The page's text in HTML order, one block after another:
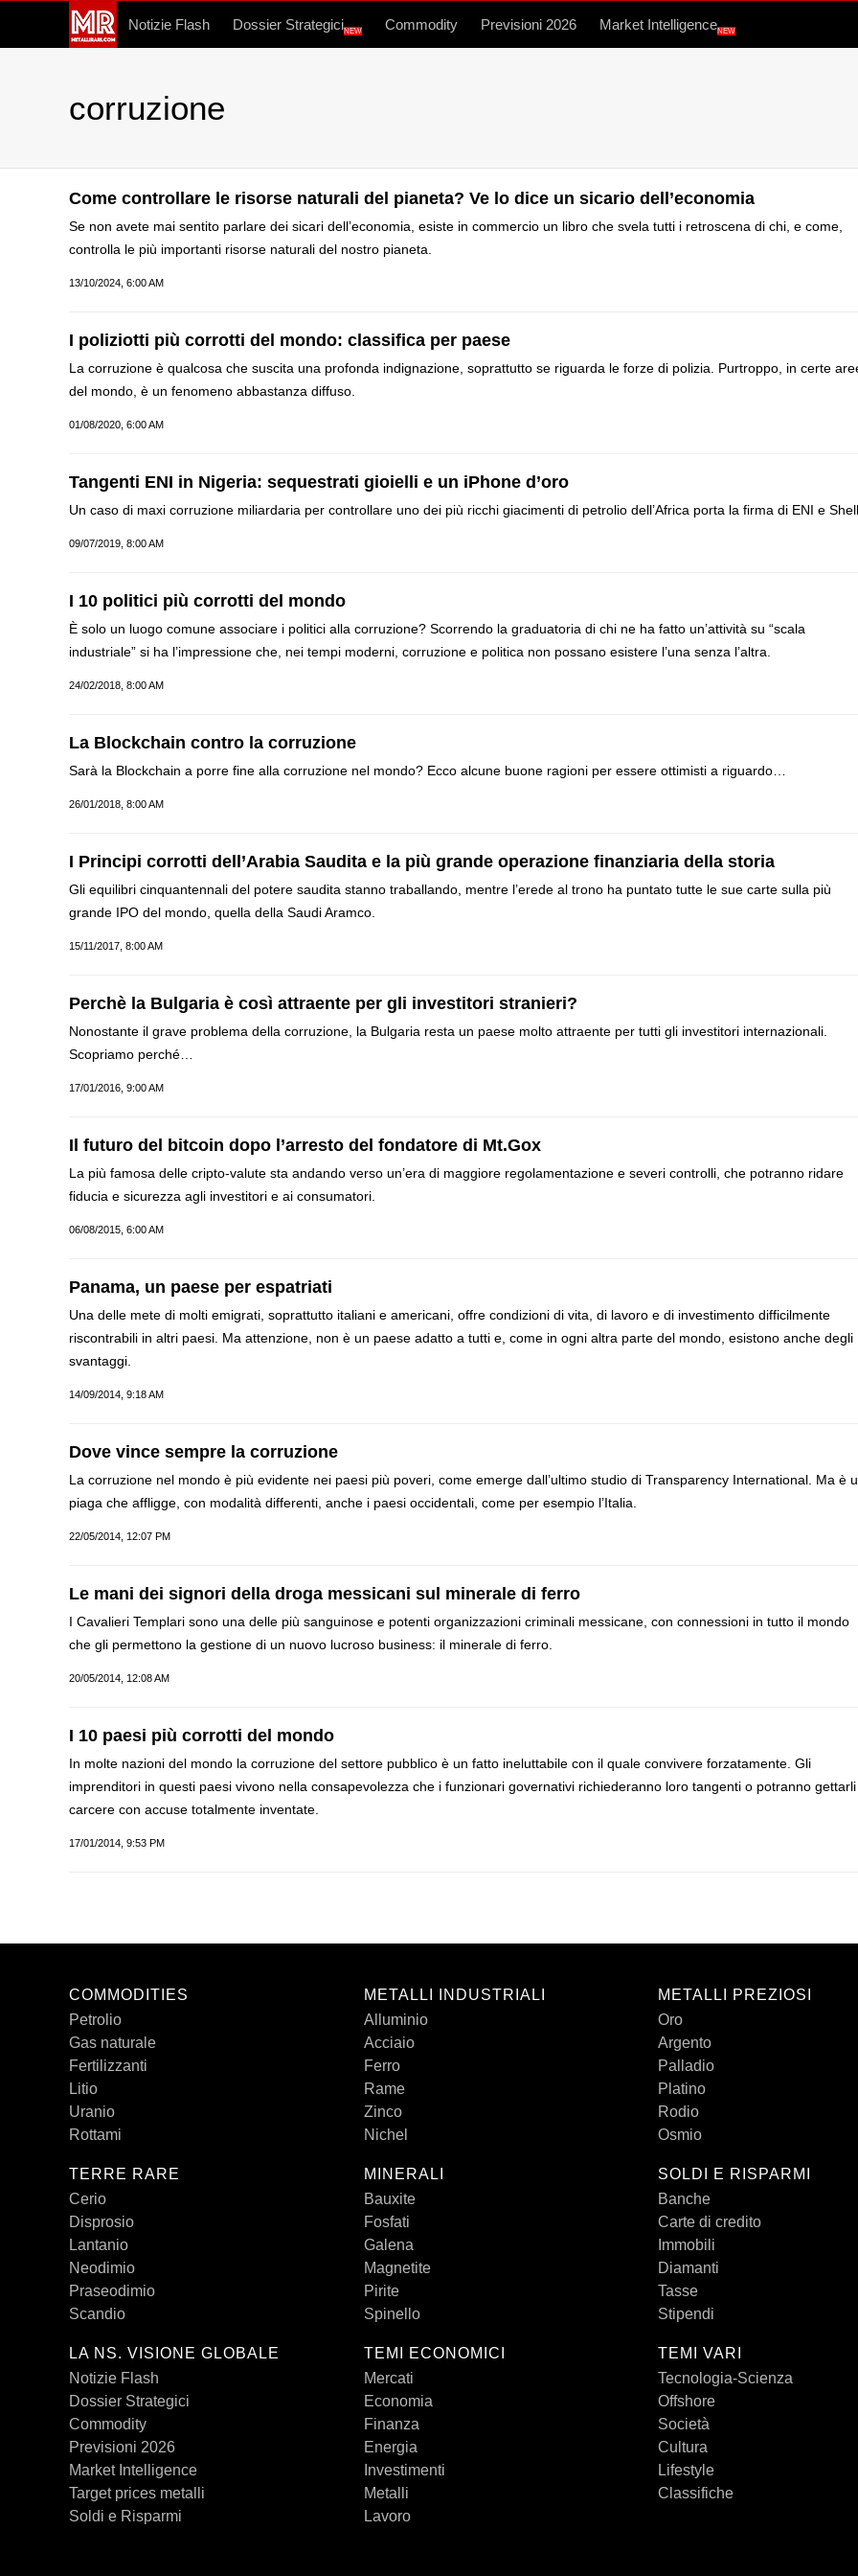
Notizie Flash Dossier StrategiciNEW Commodity Previsioni 2026 Market IntelligenceNEW
corruzione
Come controllare le risorse naturali del pianeta? Ve lo dice un sicario dell’economia
Se non avete mai sentito parlare dei sicari dell’economia, esiste in commercio un libro che svela tutti i retroscena di chi, e come,
controlla le più importanti risorse naturali del nostro pianeta.
13/10/2024, 6:00 AM
I poliziotti più corrotti del mondo: classifica per paese
La corruzione è qualcosa che suscita una profonda indignazione, soprattutto se riguarda le forze di polizia. Purtroppo, in certe
del mondo, è un fenomeno abbastanza diffuso.
01/08/2020, 6:00 AM
Tangenti ENI in Nigeria: sequestrati gioielli e un iPhone d’oro
Un caso di maxi corruzione miliardaria per controllare uno dei più ricchi giacimenti di petrolio dell’Africa porta la firma di ENI e
09/07/2019, 8:00 AM
I 10 politici più corrotti del mondo
È solo un luogo comune associare i politici alla corruzione? Scorrendo la graduatoria di chi ne ha fatto un’attività su “scala
industriale” si ha l’impressione che, nei tempi moderni, corruzione e politica non possano esistere l’una senza l’altra.
24/02/2018, 8:00 AM
La Blockchain contro la corruzione
Sarà la Blockchain a porre fine alla corruzione nel mondo? Ecco alcune buone ragioni per essere ottimisti a riguardo…
26/01/2018, 8:00 AM
I Principi corrotti dell’Arabia Saudita e la più grande operazione finanziaria della storia
Gli equilibri cinquantennali del potere saudita stanno traballando, mentre l’erede al trono ha puntato tutte le sue carte sulla più
grande IPO del mondo, quella della Saudi Aramco.
15/11/2017, 8:00 AM
Perchè la Bulgaria è così attraente per gli investitori stranieri?
Nonostante il grave problema della corruzione, la Bulgaria resta un paese molto attraente per tutti gli investitori internazionali.
Scopriamo perché…
17/01/2016, 9:00 AM
Il futuro del bitcoin dopo l’arresto del fondatore di Mt.Gox
La più famosa delle cripto-valute sta andando verso un’era di maggiore regolamentazione e severi controlli, che potranno ridare
fiducia e sicurezza agli investitori e ai consumatori.
06/08/2015, 6:00 AM
Panama, un paese per espatriati
Una delle mete di molti emigrati, soprattutto italiani e americani, offre condizioni di vita, di lavoro e di investimento difficilmente
riscontrabili in altri paesi. Ma attenzione, non è un paese adatto a tutti e, come in ogni altra parte del mondo, esistono anche degli
svantaggi.
14/09/2014, 9:18 AM
Dove vince sempre la corruzione
La corruzione nel mondo è più evidente nei paesi più poveri, come emerge dall’ultimo studio di Transparency International. Ma è
piaga che affligge, con modalità differenti, anche i paesi occidentali, come per esempio l’Italia.
22/05/2014, 12:07 PM
Le mani dei signori della droga messicani sul minerale di ferro
I Cavalieri Templari sono una delle più sanguinose e potenti organizzazioni criminali messicane, con connessioni in tutto il mondo
che gli permettono la gestione di un nuovo lucroso business: il minerale di ferro.
20/05/2014, 12:08 AM
I 10 paesi più corrotti del mondo
In molte nazioni del mondo la corruzione del settore pubblico è un fatto ineluttabile con il quale convivere forzatamente. Gli
imprenditori in questi paesi vivono nella consapevolezza che i funzionari governativi richiederanno loro tangenti o potranno
carcere con accuse totalmente inventate.
17/01/2014, 9:53 PM
COMMODITIES
Petrolio
Gas naturale
Fertilizzanti
Litio
Uranio
Rottami
TERRE RARE
Cerio
Disprosio
Lantanio
Neodimio
Praseodimio
Scandio
LA NS. VISIONE GLOBALE
Notizie Flash
Dossier Strategici
Commodity
Previsioni 2026
Market Intelligence
Target prices metalli
Soldi e Risparmi
METALLI INDUSTRIALI
Alluminio
Acciaio
Ferro
Rame
Zinco
Nichel
MINERALI
Bauxite
Fosfati
Galena
Magnetite
Pirite
Spinello
TEMI ECONOMICI
Mercati
Economia
Finanza
Energia
Investimenti
Metalli
Lavoro
METALLI PREZIOSI
Oro
Argento
Palladio
Platino
Rodio
Osmio
SOLDI E RISPARMI
Banche
Carte di credito
Immobili
Diamanti
Tasse
Stipendi
TEMI VARI
Tecnologia-Scienza
Offshore
Società
Cultura
Lifestyle
Classifiche